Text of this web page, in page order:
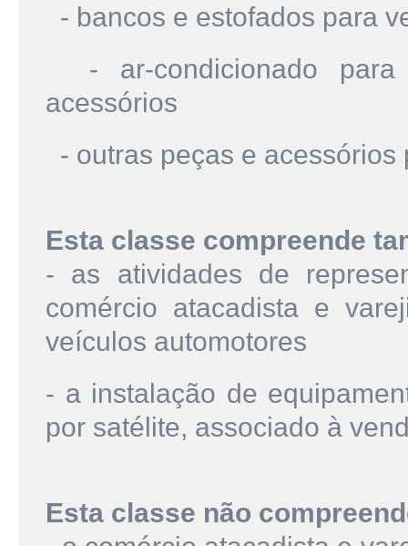
- bancos e estofados para
- ar-condicionado para
acessórios
- outras peças e
Esta classe compreende
- as atividades de
comércio atacadista e
veículos automotores
- a instalação de
por satélite, associado à
Esta classe não